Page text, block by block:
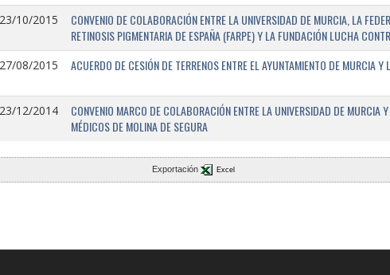
23/10/2015
CONVENIO DE COLABORACIÓN ENTRE LA UNIVERSIDAD DE MURCIA, LA
RETINOSIS PIGMENTARIA DE ESPAÑA (FARPE) Y LA FUNDACIÓN LUCHA
27/08/2015 ACUERDO DE CESIÓN DE TERRENOS ENTRE EL AYUNTAMIENTO DE MURCIA
23/12/2014
CONVENIO MARCO DE COLABORACIÓN ENTRE LA UNIVERSIDAD DE MURCIA
MÉDICOS DE MOLINA DE SEGURA
Exportación Excel